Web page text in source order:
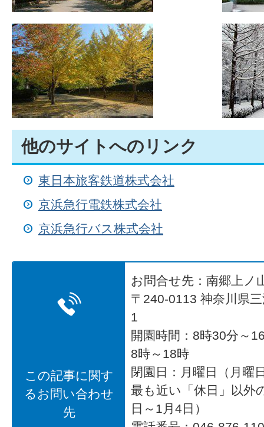
他のサイトへのリンク
東日本旅客鉄道株式会社
京浜急行電鉄株式会社
京浜急行バス株式会社
この記事に関す
るお問い合わせ
先
お問合せ先： 南郷上ノ
〒240-0113 神奈川県
1
開園時間：8時30分～
8時～18時
閉園日：月曜日（月曜
最も近い「休日」以外
日～1月4日）